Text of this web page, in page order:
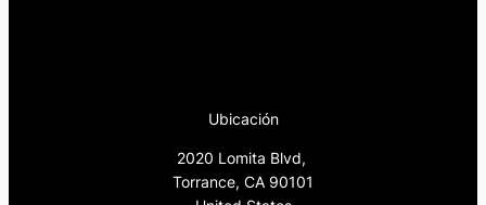
Ubicación
2020 Lomita Blvd,
Torrance, CA 90101